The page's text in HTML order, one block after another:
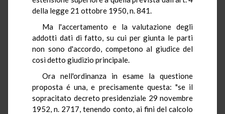
della legge 21 ottobre 1950, n. 841.
Ma l'accertamento e la valutazione degli
addotti dati di fatto, su cui per giunta le parti
non sono d'accordo, competono al giudice del
così detto giudizio principale.
Ora nell'ordinanza in esame la questione
proposta é una, e precisamente questa: "se il
sopracitato decreto presidenziale 29 novembre
1952, n. 2717, tenendo conto, ai fini del calcolo